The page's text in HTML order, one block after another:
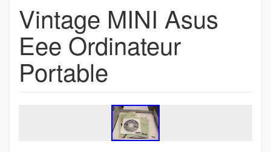
Vintage MINI Asus
Eee Ordinateur
Portable